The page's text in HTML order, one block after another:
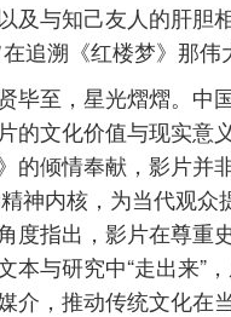
及与知己友人的肝胆
追溯《红楼梦》那伟
毕至，星光熠熠。中
的文化价值与现实意
的倾情奉献，影片并
神内核，为当代观
度指出，影片在尊重
本与研究中“走出来”
介，推动传统文化在